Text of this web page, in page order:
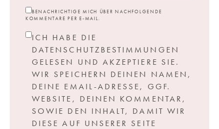
BENACHRICHTIGE MICH ÜBER NACHFOLGENDE
KOMMENTARE PER E-MAIL.
ICH HABE DIE
DATENSCHUTZBESTIMMUNGEN
GELESEN UND AKZEPTIERE SIE.
WIR SPEICHERN DEINEN NAMEN,
DEINE EMAIL-ADRESSE, GGF.
WEBSITE, DEINEN KOMMENTAR,
SOWIE DEN INHALT, DAMIT WIR
DIESE AUF UNSERER SEITE